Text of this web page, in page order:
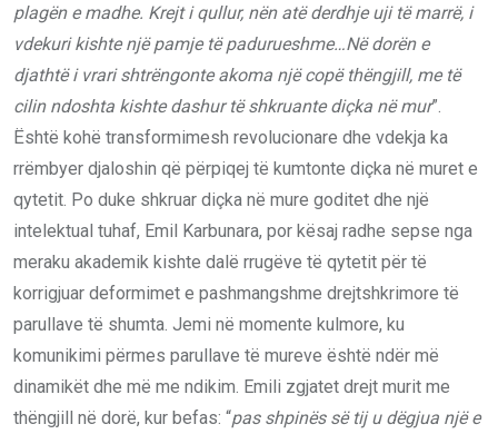
plagën e madhe. Krejt i qullur, nën atë derdhje uji të marrë, i
vdekuri kishte një pamje të padurueshme…Në dorën e
djathtë i vrari shtrëngonte akoma një copë thëngjill, me të
cilin ndoshta kishte dashur të shkruante diçka në mur”.
Është kohë transformimesh revolucionare dhe vdekja ka
rrëmbyer djaloshin që përpiqej të kumtonte diçka në muret e
qytetit. Po duke shkruar diçka në mure goditet dhe një
intelektual tuhaf, Emil Karbunara, por kësaj radhe sepse nga
meraku akademik kishte dalë rrugëve të qytetit për të
korrigjuar deformimet e pashmangshme drejtshkrimore të
parullave të shumta. Jemi në momente kulmore, ku
komunikimi përmes parullave të mureve është ndër më
dinamikët dhe më me ndikim. Emili zgjatet drejt murit me
thëngjill në dorë, kur befas: “pas shpinës së tij u dëgjua një e